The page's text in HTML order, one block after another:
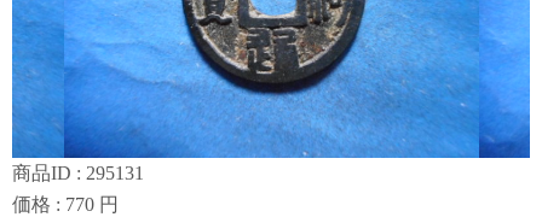
商品ID : 295131
価格 : 770 円